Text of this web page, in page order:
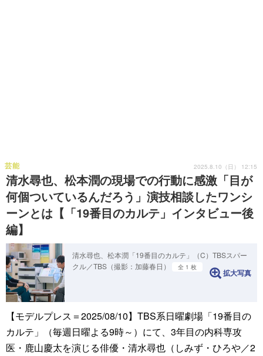
清水尋也、松本潤の現場での行動に感激「目が
何個ついているんだろう」演技相談したワンシ
ーンとは【「19番目のカルテ」インタビュー後
編】
芸能 2025.8.10（日） 12:15
清水尋也、松本潤「19番目のカルテ」（C）TBSスパー
クル／TBS（撮影：加藤春日）
全 1 枚
拡大写真
【モデルプレス＝2025/08/10】TBS系日曜劇場「19番目の
カルテ」（毎週日曜よる9時～）にて、3年目の内科専攻
医・鹿山慶太を演じる俳優・清水尋也（しみず・ひろや／2